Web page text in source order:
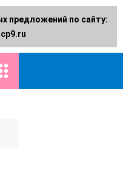
предложений по сайту: